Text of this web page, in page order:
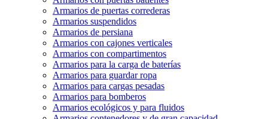
Armarios de puertas correderas
Armarios suspendidos
Armarios de persiana
Armarios con cajones verticales
Armarios con compartimentos
Armarios para la carga de baterías
Armarios para guardar ropa
Armarios para cargas pesadas
Armarios para bomberos
Armarios ecológicos y para fluidos